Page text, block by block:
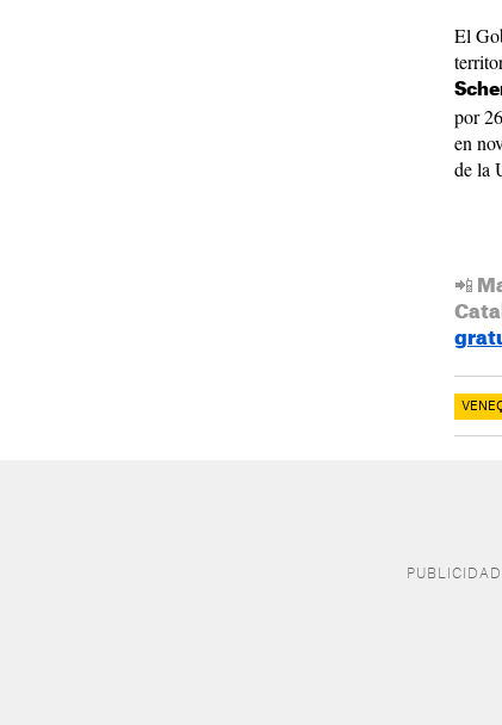
El
por
en
de la
📲